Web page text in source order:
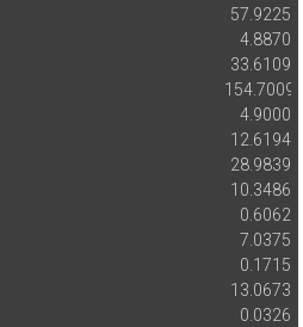
57.9225
4.8870
33.6109
154.7009
4.9000
12.6194
28.9839
10.3486
0.6062
7.0375
0.1715
13.0673
0.0326